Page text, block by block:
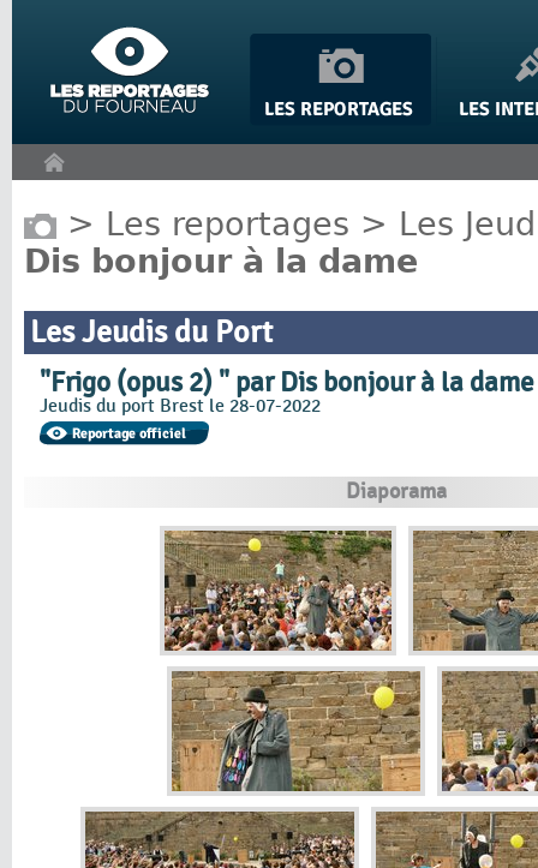
> Les reportages > Les
Dis bonjour à la dame
Les Jeudis du Port
"Frigo (opus 2) " par Dis bonjour à la dame
Jeudis du port Brest le 28-07-2022
Diaporama